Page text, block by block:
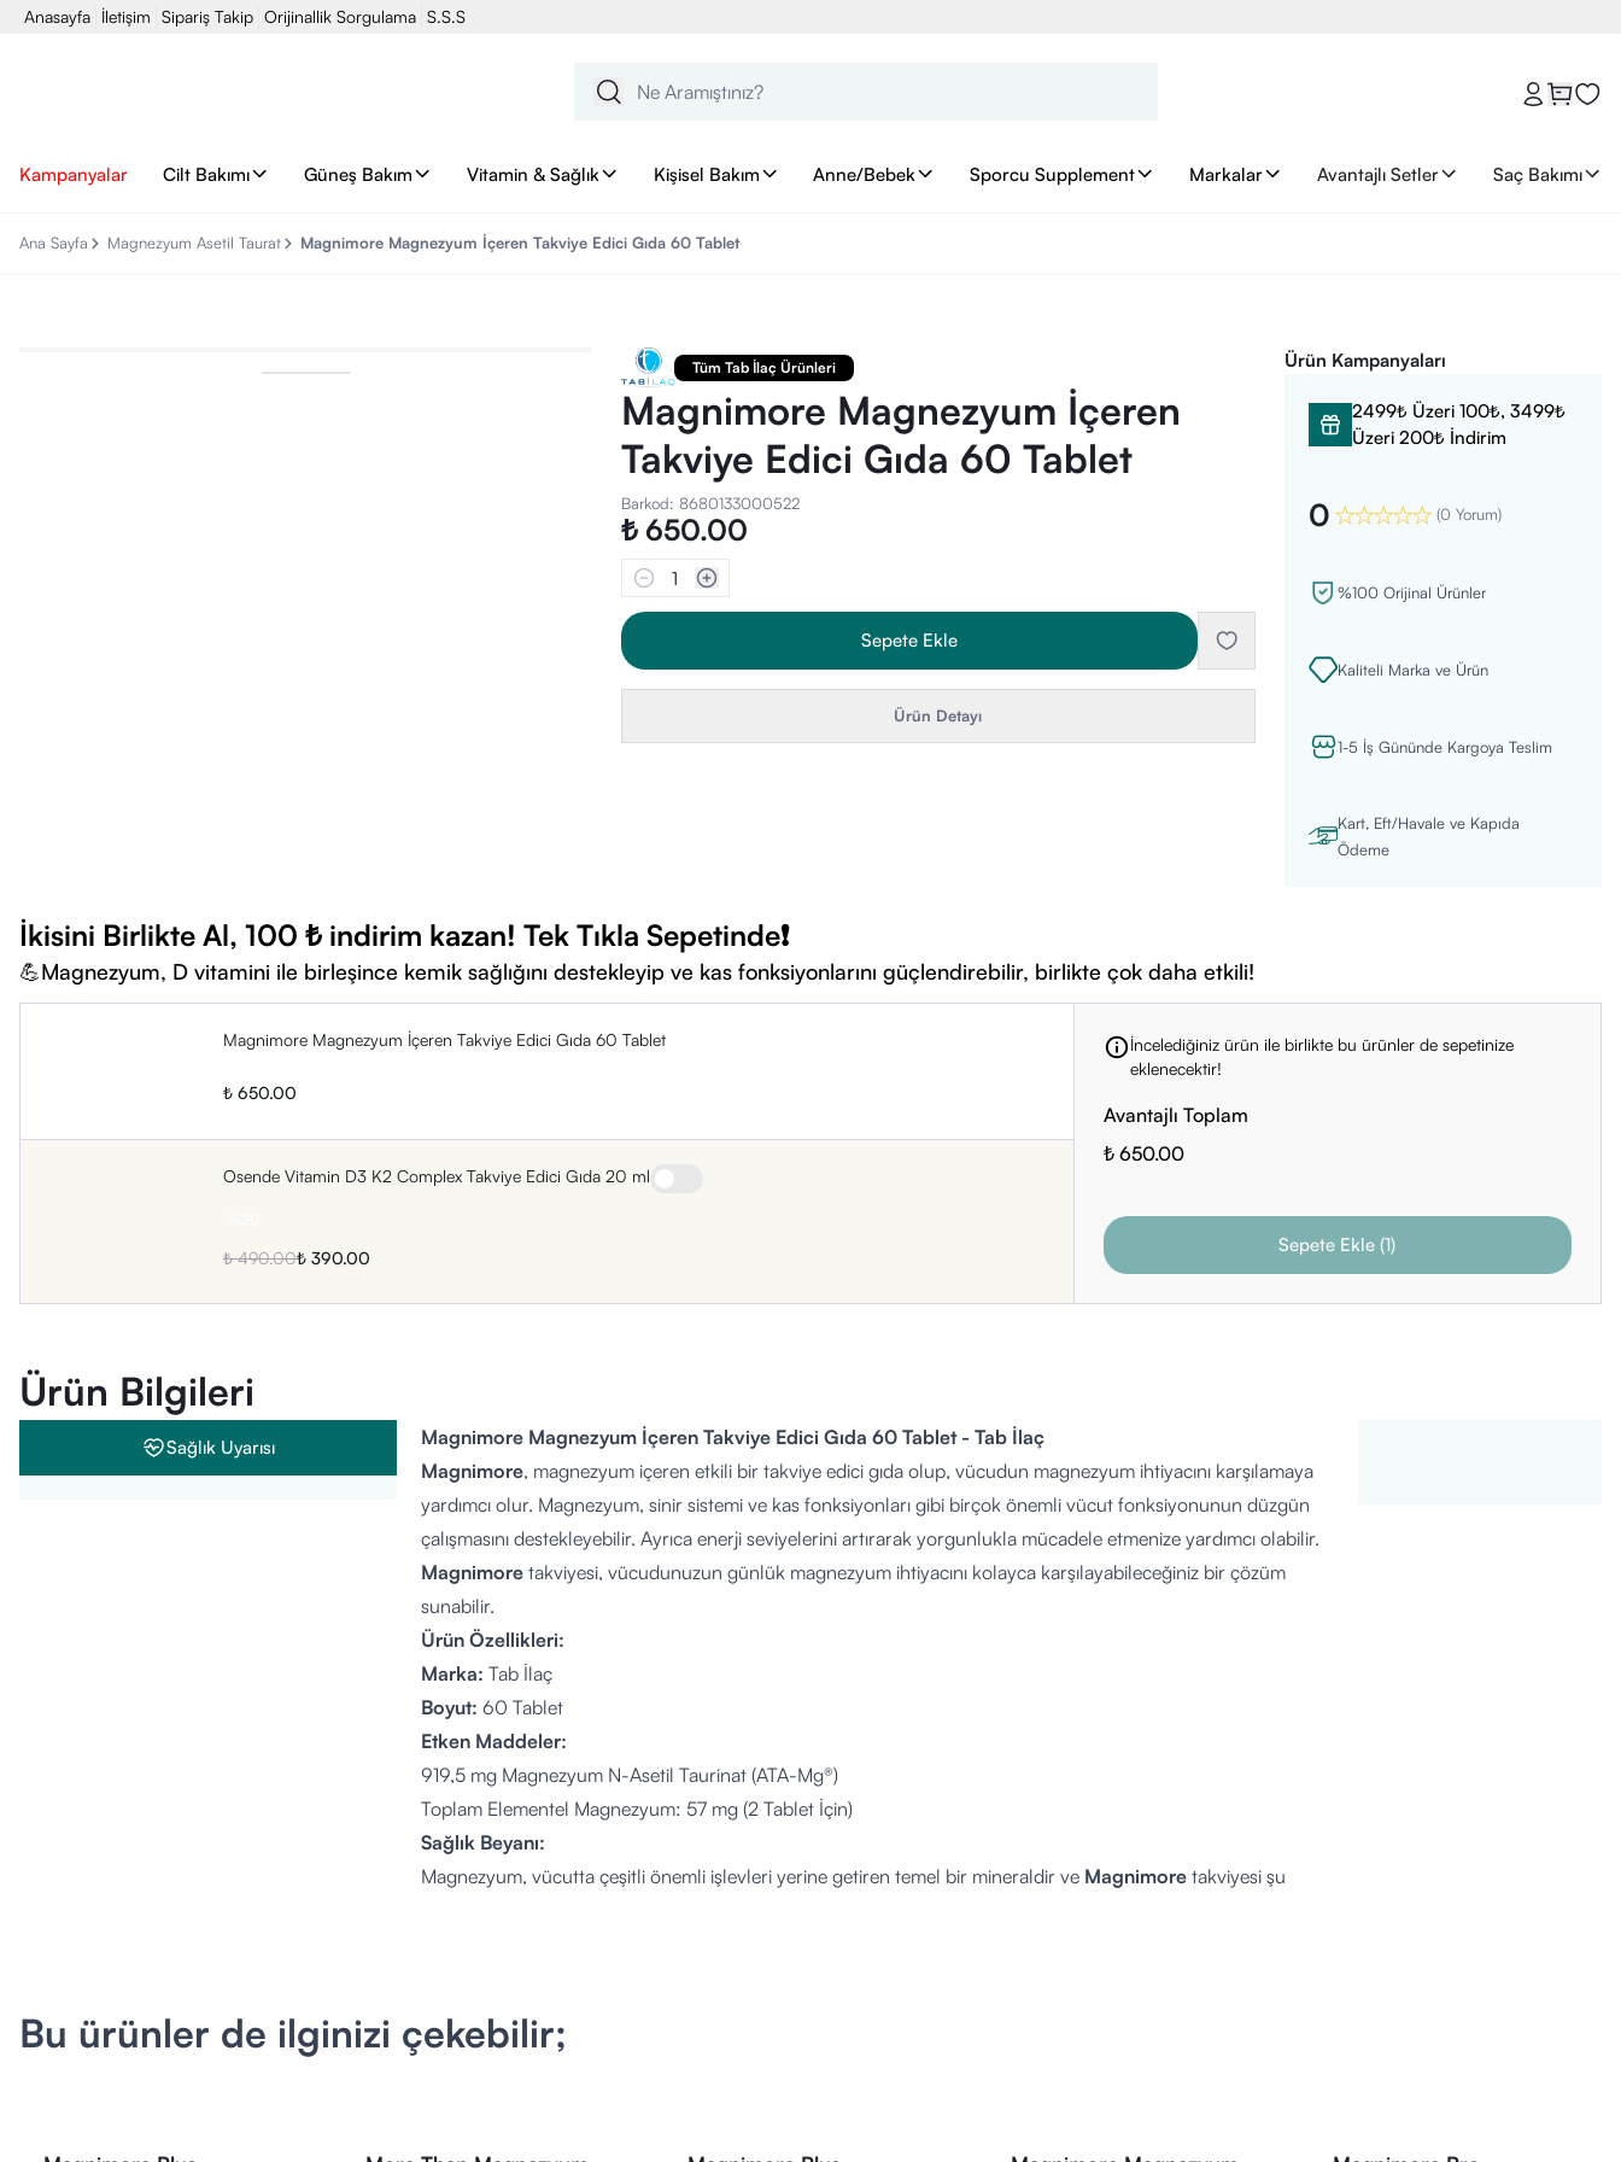
Anasayfa İletişim Sipariş Takip Orijinallik Sorgulama S.S.S
Kampanyalar Cilt Bakımı Güneş Bakım Vitamin & Sağlık Kişisel Bakım Anne/Bebek Sporcu Supplement Markalar Avantajlı Setler Saç Bakımı
Ana Sayfa Magnezyum Asetil Taurat Magnimore Magnezyum İçeren Takviye Edici Gıda 60 Tablet
Tüm Tab İlaç Ürünleri
Magnimore Magnezyum İçeren
Takviye Edici Gıda 60 Tablet
Barkod: 8680133000522
₺ 650.00
1
Sepete Ekle
Ürün Detayı
Ürün Kampanyaları
2499₺ Üzeri 100₺, 3499₺
Üzeri 200₺ İndirim
0 (0 Yorum)
%100 Orijinal Ürünler
Kaliteli Marka ve Ürün
1-5 İş Gününde Kargoya Teslim
Kart, Eft/Havale ve Kapıda
Ödeme
İkisini Birlikte Al, 100 ₺ indirim kazan! Tek Tıkla Sepetinde❗
💪Magnezyum, D vitamini ile birleşince kemik sağlığını destekleyip ve kas fonksiyonlarını güçlendirebilir, birlikte çok daha etkili!
Magnimore Magnezyum İçeren Takviye Edici Gıda 60 Tablet
₺ 650.00
Osende Vitamin D3 K2 Complex Takviye Edici Gıda 20 ml
₺ 490.00₺ 390.00
İncelediğiniz ürün ile birlikte bu ürünler de sepetinize
eklenecektir!
Avantajlı Toplam
₺ 650.00
Sepete Ekle (1)
Ürün Bilgileri
Sağlık Uyarısı
Magnimore Magnezyum İçeren Takviye Edici Gıda 60 Tablet - Tab İlaç
Magnimore, magnezyum içeren etkili bir takviye edici gıda olup, vücudun magnezyum ihtiyacını karşılamaya
yardımcı olur. Magnezyum, sinir sistemi ve kas fonksiyonları gibi birçok önemli vücut fonksiyonunun düzgün
çalışmasını destekleyebilir. Ayrıca enerji seviyelerini artırarak yorgunlukla mücadele etmenize yardımcı olabilir.
Magnimore takviyesi, vücudunuzun günlük magnezyum ihtiyacını kolayca karşılayabileceğiniz bir çözüm
sunabilir.
Ürün Özellikleri:
Marka: Tab İlaç
Boyut: 60 Tablet
Etken Maddeler:
919,5 mg Magnezyum N-Asetil Taurinat (ATA-Mg®)
Toplam Elementel Magnezyum: 57 mg (2 Tablet İçin)
Sağlık Beyanı:
Magnezyum, vücutta çeşitli önemli işlevleri yerine getiren temel bir mineraldir ve Magnimore takviyesi şu
Kemik ve Diş Sağlığı:
Bu ürünler de ilginizi çekebilir;